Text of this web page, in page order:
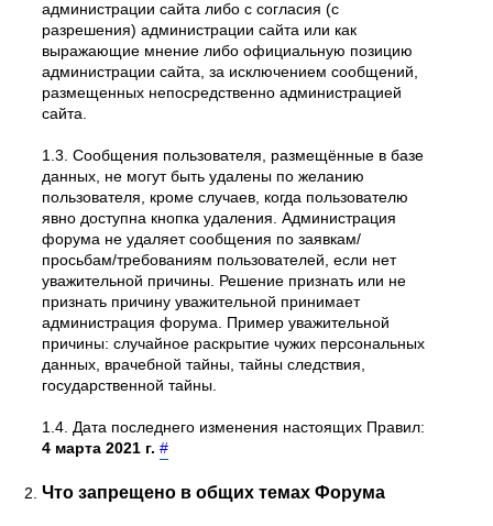
администрации сайта либо с согласия (с
разрешения) администрации сайта или как
выражающие мнение либо официальную позицию
администрации сайта, за исключением сообщений,
размещенных непосредственно администрацией
сайта.
1.3. Сообщения пользователя, размещённые в базе
данных, не могут быть удалены по желанию
пользователя, кроме случаев, когда пользователю
явно доступна кнопка удаления. Администрация
форума не удаляет сообщения по заявкам/
просьбам/требованиям пользователей, если нет
уважительной причины. Решение признать или не
признать причину уважительной принимает
администрация форума. Пример уважительной
причины: случайное раскрытие чужих персональных
данных, врачебной тайны, тайны следствия,
государственной тайны.
1.4. Дата последнего изменения настоящих Правил:
4 марта 2021 г. #
Что запрещено в общих темах Форума